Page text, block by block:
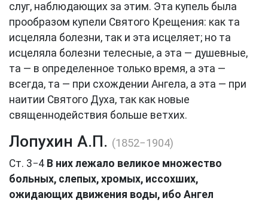
слуг, наблюдающих за этим. Эта купель была
прообразом купели Святого Крещения: как та
исцеляла болезни, так и эта исцеляет; но та
исцеляла болезни телесные, а эта — душевные,
та — в определенное только время, а эта —
всегда, та — при схождении Ангела, а эта — при
наитии Святого Духа, так как новые
священнодействия больше ветхих.
Лопухин А.П. (1852−1904)
Ст. 3−4 В них лежало великое множество
больных, слепых, хромых, иссохших,
ожидающих движения воды, ибо Ангел